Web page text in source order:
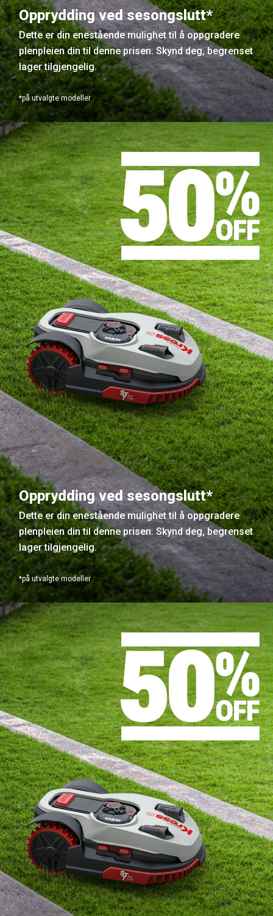
Opprydding ved sesongslutt*
Dette er din enestående mulighet til å oppgradere
plenpleien din til denne prisen. Skynd deg, begrenset
lager tilgjengelig.
*på utvalgte modeller
Opprydding ved sesongslutt*
Dette er din enestående mulighet til å oppgradere
plenpleien din til denne prisen. Skynd deg, begrenset
lager tilgjengelig.
*på utvalgte modeller